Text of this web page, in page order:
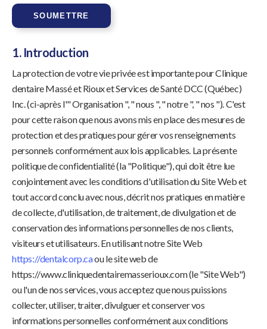
1. Introduction
La protection de votre vie privée est importante pour Clinique
dentaire Massé et Rioux et Services de Santé DCC (Québec)
Inc. (ci-après l'" Organisation ", " nous ", " notre ", " nos "). C'est
pour cette raison que nous avons mis en place des mesures de
protection et des pratiques pour gérer vos renseignements
personnels conformément aux lois applicables. La présente
politique de confidentialité (la "Politique"), qui doit être lue
conjointement avec les conditions d'utilisation du Site Web et
tout accord conclu avec nous, décrit nos pratiques en matière
de collecte, d'utilisation, de traitement, de divulgation et de
conservation des informations personnelles de nos clients,
visiteurs et utilisateurs. En utilisant notre Site Web
https://dentalcorp.caou le site web de
https://www.cliniquedentairemasserioux.com (le "Site Web")
ou l'un de nos services, vous acceptez que nous puissions
collecter, utiliser, traiter, divulguer et conserver vos
informations personnelles conformément aux conditions